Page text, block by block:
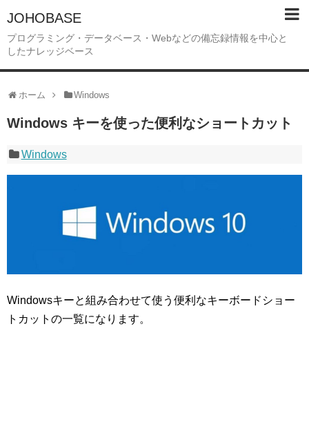
JOHOBASE
プログラミング・データベース・Webなどの備忘録情報を中心と
したナレッジベース
ホーム Windows
Windows キーを使った便利なショートカット
Windows
Windowsキーと組み合わせて使う便利なキーボードショー
トカットの一覧になります。